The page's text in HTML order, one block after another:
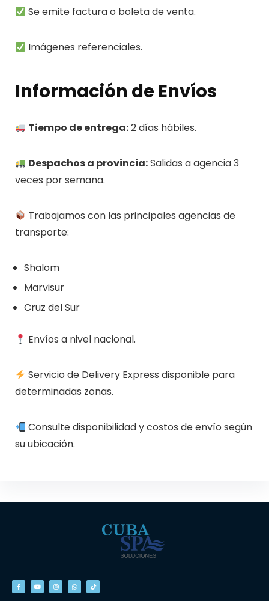
Se emite factura o boleta de venta.
Imágenes referenciales.
Información de Envíos
Tiempo de entrega:2 días hábiles.
Despachos a provincia:Salidas a agencia 3
veces por semana.
Trabajamos con las principales agencias de
transporte:
Shalom
Marvisur
Cruz del Sur
Envíos a nivel nacional.
Servicio de Delivery Express disponible para
determinadas zonas.
Consulte disponibilidad y costos de envío según
su ubicación.